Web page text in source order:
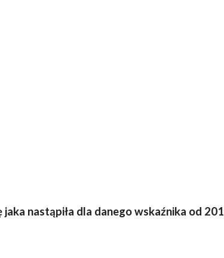
nastąpiła dla danego wskaźnika od 201